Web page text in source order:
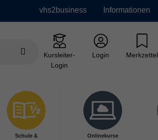
vhs2business Informationen
Kursleiter-
Login
Login Merkzettel
Schule &
Onlinekurse